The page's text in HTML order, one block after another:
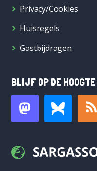
Privacy/Cookies
Huisregels
Gastbijdragen
BLIJF OP DE HOOGTE